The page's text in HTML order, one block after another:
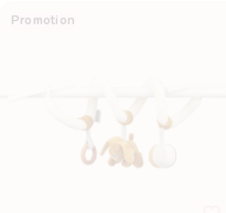
Spirale de Jeu Charlie
Promotion